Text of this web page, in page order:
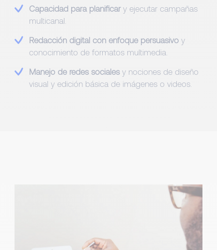
Capacidad para planificary ejecutar campañas
multicanal.
Redacción digital con enfoque persuasivo y
conocimiento de formatos multimedia.
Manejo de redes socialesy nociones de diseño
visual y edición básica de imágenes o videos.